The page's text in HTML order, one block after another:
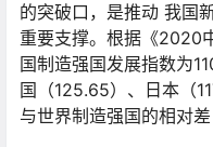
的突破口，是推动 我国
重要支撑。根据《2020
国制造强国发展指数为
国（125.65）、日本（
与世界制造强国的相对差